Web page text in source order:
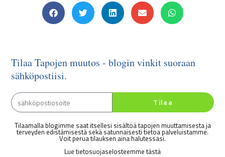
Tilaa Tapojen muutos - blogin vinkit suoraan
sähköpostiisi.
Tilaa
Tilaamalla blogimme saat itsellesi sisältöä tapojen muuttamisesta ja
terveyden edistämisestä sekä satunnaisesti tietoa palveluistamme.
Voit perua tilauksen aina halutessasi.
Lue tietosuojaselosteemme tästä